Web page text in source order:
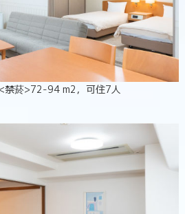
禁菸>72-94 m2，可住7人